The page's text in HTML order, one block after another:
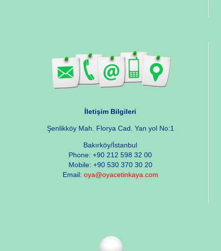
İletişim Bilgileri
Şenlikköy Mah. Florya Cad. Yan yol No:1
Bakırköy/İstanbul
Phone: +90 212 598 32 00
Mobile: +90 530 370 30 20
Email: oya@oyacetinkaya.com